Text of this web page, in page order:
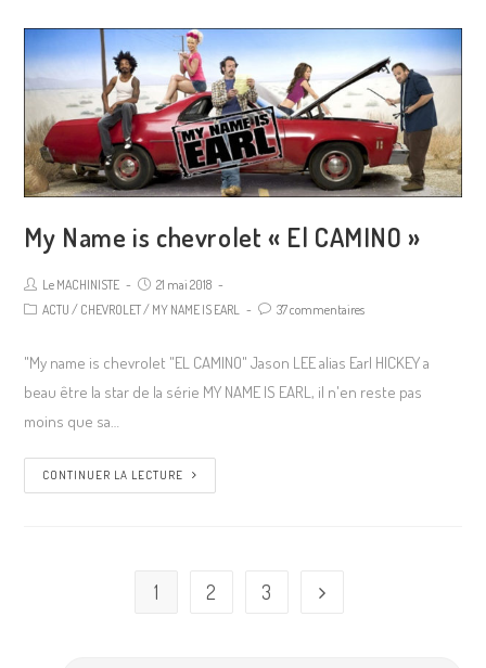
My Name is chevrolet « El CAMINO »
Le MACHINISTE
21 mai 2018
ACTU / CHEVROLET/ MY NAME IS EARL 37 commentaires
"My name is chevrolet "EL CAMINO" Jason LEE alias Earl HICKEY a
beau être la star de la série MY NAME IS EARL, il n'en reste pas
moins que sa…
CONTINUER LA LECTURE
1 2 3